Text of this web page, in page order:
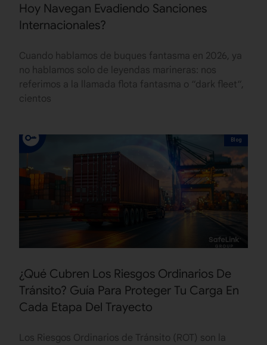
Hoy Navegan Evadiendo Sanciones
Internacionales?
Cuando hablamos de buques fantasma en 2026, ya
no hablamos solo de leyendas marineras: nos
referimos a la llamada flota fantasma o “dark fleet“,
cientos
Blog
¿Qué Cubren Los Riesgos Ordinarios De
Tránsito? Guía Para Proteger Tu Carga En
Cada Etapa Del Trayecto
Los Riesgos Ordinarios de Tránsito (ROT) son la